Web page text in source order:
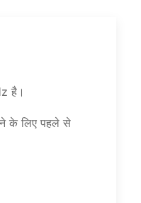
है।
के लिए पहले से